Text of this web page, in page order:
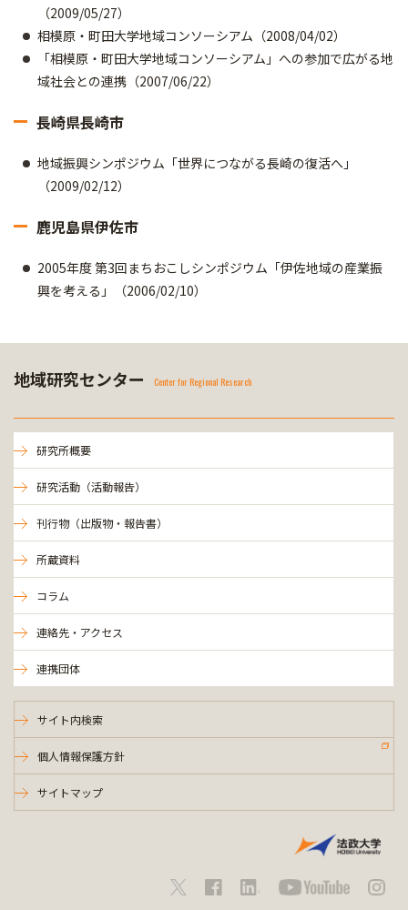
（2009/05/27）
相模原・町田大学地域コンソーシアム（2008/04/02）
「相模原・町田大学地域コンソーシアム」への参加で広がる地
域社会との連携（2007/06/22）
長崎県長崎市
地域振興シンポジウム「世界につながる長崎の復活へ」
（2009/02/12）
鹿児島県伊佐市
2005年度 第3回まちおこしシンポジウム「伊佐地域の産業振
興を考える」（2006/02/10）
地域研究センター Center for Regional Research
研究所概要
研究活動（活動報告）
刊行物（出版物・報告書）
所蔵資料
コラム
連絡先・アクセス
連携団体
サイト内検索
個人情報保護方針
サイトマップ